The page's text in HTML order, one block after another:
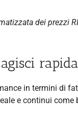
dei prezzi
in termini di
e continui come